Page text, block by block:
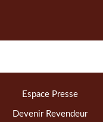
Espace Presse
Devenir Revendeur